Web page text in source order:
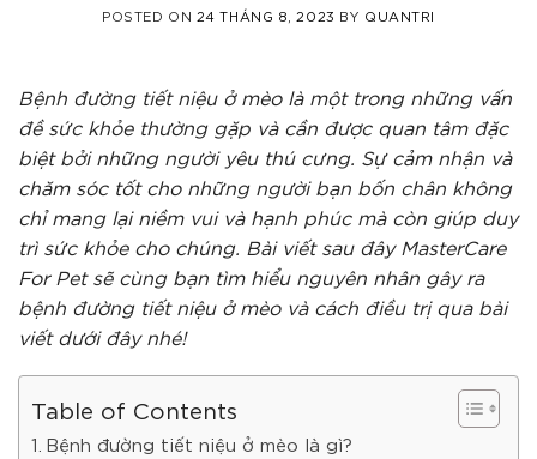
POSTED ON 24 THÁNG 8, 2023 BY QUANTRI
Bệnh đường tiết niệu ở mèo là một trong những vấn
đề sức khỏe thường gặp và cần được quan tâm đặc
biệt bởi những người yêu thú cưng. Sự cảm nhận và
chăm sóc tốt cho những người bạn bốn chân không
chỉ mang lại niềm vui và hạnh phúc mà còn giúp duy
trì sức khỏe cho chúng. Bài viết sau đây MasterCare
For Pet sẽ cùng bạn tìm hiểu nguyên nhân gây ra
bệnh đường tiết niệu ở mèo và cách điều trị qua bài
viết dưới đây nhé!
Table of Contents
Bệnh đường tiết niệu ở mèo là gì?